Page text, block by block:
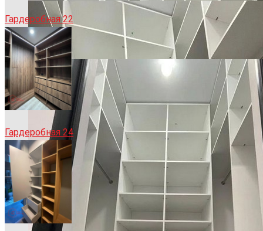
Гардеробная 22
Гардеробная 24